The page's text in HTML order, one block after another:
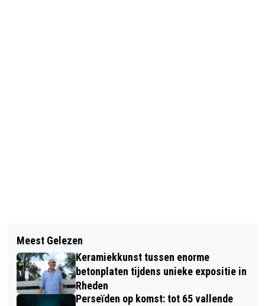
LAMPIONNENOPTOCHT ZORGT VOOR
SFEERVOLLE AVOND IN RHEDEN
POLITIE ONDERZOEKT MELDING VAN
SCHIETINCIDENT IN VELP
Meest Gelezen
Keramiekkunst tussen enorme
betonplaten tijdens unieke expositie in
Rheden
Perseïden op komst: tot 65 vallende